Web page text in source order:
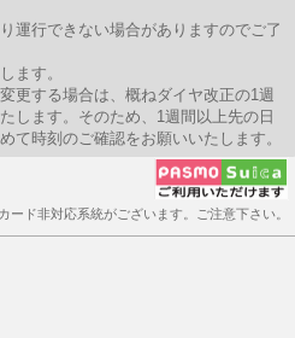
行できない場合がありますのでご了
ます。
更する場合は、概ねダイヤ改正の1週
します。そのため、1週間以上先の日
て時刻のご確認をお願いいたします。
ード非対応系統がございます。ご注意下さい。